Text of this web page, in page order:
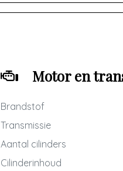
Motor en
Brandstof
Transmissie
Aantal cilinders
Cilinderinhoud